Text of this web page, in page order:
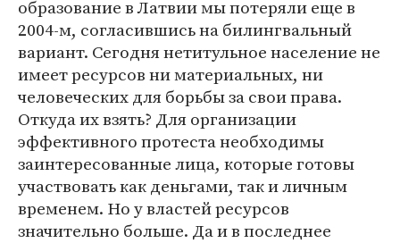
образование в Латвии мы потеряли еще в
2004-м, согласившись на билингвальный
вариант. Сегодня нетитульное население не
имеет ресурсов ни материальных, ни
человеческих для борьбы за свои права.
Откуда их взять? Для организации
эффективного протеста необходимы
заинтересованные лица, которые готовы
участвовать как деньгами, так и личным
временем. Но у властей ресурсов
значительно больше. Да и в последнее